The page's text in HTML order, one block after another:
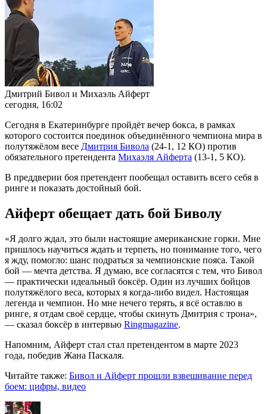
Дмитрий Бивол и Михаэль Айферт
сегодня, 16:02
Сегодня в Екатеринбурге пройдёт вечер бокса, в рамках
которого состоится поединок объединённого чемпиона мира в
полутяжёлом весе Дмитрия Бивола (24-1, 12 КО) против
обязательного претендента Михаэля Айферта (13-1, 5 КО).
В преддверии боя претендент пообещал оставить всего себя в
ринге и показать достойный бой.
Айферт обещает дать бой Биволу
«Я долго ждал, это были настоящие американские горки. Мне
пришлось научиться ждать и терпеть, но понимание того, чего
я жду, помогло: шанс подраться за чемпионские пояса. Такой
бой — мечта детства. Я думаю, все согласятся с тем, что Бивол
— практически идеальный боксёр. Один из лучших бойцов
полутяжёлого веса, которых я когда-либо видел. Настоящая
легенда и чемпион. Но мне нечего терять, я всё оставлю в
ринге, я отдам своё сердце, чтобы скинуть Дмитрия с трона»,
— сказал боксёр в интервью Ringmagazine.
Напомним, Айферт стал стал претендентом в марте 2023
года, победив Жана Паскаля.
Читайте также: Бивол и Айферт прошли взвешивание перед
боем: цифры, видео